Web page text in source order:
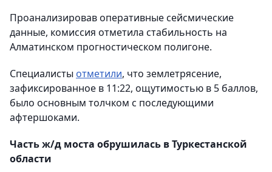
Проанализировав оперативные сейсмические
данные, комиссия отметила стабильность на
Алматинском прогностическом полигоне.
Специалисты отметили, что землетрясение,
зафиксированное в 11:22, ощутимостью в 5 баллов,
было основным толчком с последующими
афтершоками.
Часть ж/д моста обрушилась в Туркестанской
области